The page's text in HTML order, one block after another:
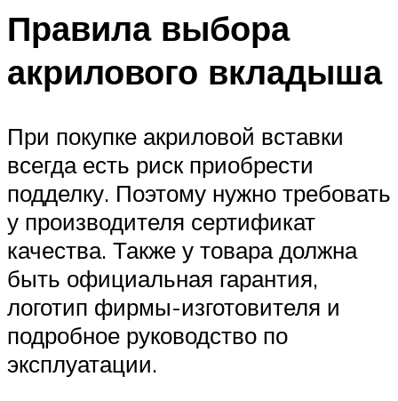
Правила выбора
акрилового вкладыша
При покупке акриловой вставки
всегда есть риск приобрести
подделку. Поэтому нужно требовать
у производителя сертификат
качества. Также у товара должна
быть официальная гарантия,
логотип фирмы-изготовителя и
подробное руководство по
эксплуатации.